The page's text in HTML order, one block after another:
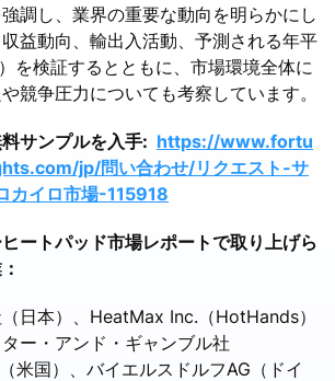
調し、業界の重要な動向を明らかにし
益動向、輸出入活動、予測される年平
を検証するとともに、市場環境全体に
競争圧力についても考察しています。
サンプルを入手: https://www.fortu
jp/問い合わせ/リクエスト-サ
カイロ市場-115918
ートパッド市場レポートで取り上げら
日本）、HeatMax Inc.（HotHands）
ター・アンド・ギャンブル社
米国）、バイエルスドルフAG（ドイ